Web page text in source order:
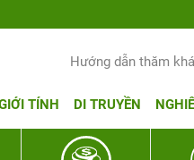
Hướng dẫn thăm
TÍNH DI TRUYỀN